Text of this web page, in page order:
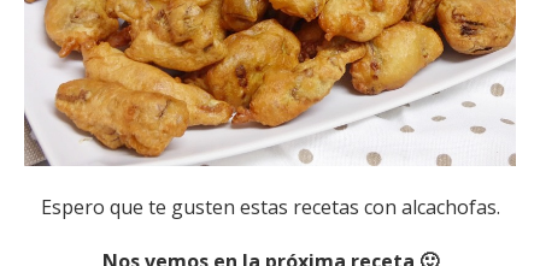
Espero que te gusten estas recetas con alcachofas.